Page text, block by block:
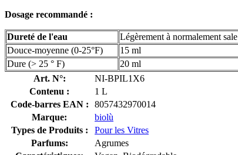
Dosage recommandé :
Dureté de l'eau Légèrement à normalement sale
Douce-moyenne (0-25°F)
15 ml
Dure (> 25 ° F)
20 ml
Art. N°:
NI-BPIL1X6
Contenu :
1 L
Code-barres EAN :
8057432970014
Marque:
biolù
Types de Produits :
Pour les Vitres
Parfums:
Agrumes